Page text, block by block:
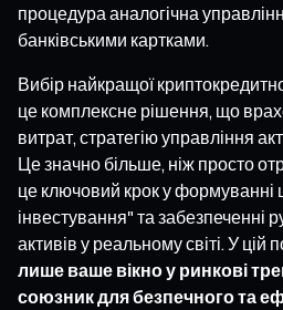
процедура аналогічна
банківськими картками.
Вибір найкращої
це комплексне рішення, що
витрат, стратегію управління
Це значно більше, ніж просто
це ключовий крок у формуванні
інвестування" та
активів у реальному світі. У цій
лише ваше вікно у ринкові
союзник для безпечного та